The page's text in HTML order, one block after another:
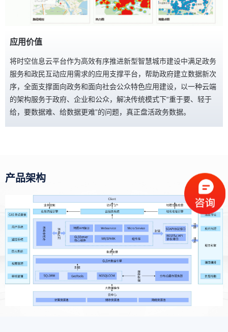
应用价值
将时空信息云平台作为高效有序推进新型智慧城市建设中满足政务
服务和政民互动应用需求的应用支撑平台，帮助政府建立数据新次
序，全面支撑面向政务和面向社会公众特色应用建设，以一种云端
的架构服务于政府、企业和公众，解决传统模式下“重于要、轻于
给，要数据难、给数据更难”的问题，真正盘活政务数据。
产品架构